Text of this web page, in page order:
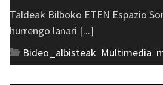
Taldeak Bilboko ETEN Espazio
hurrengo lanari [...]
Bideo_albisteak Multimedia